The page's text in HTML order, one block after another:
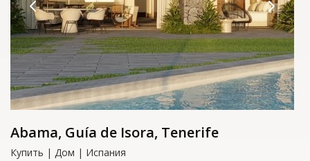
Abama, Guía de Isora, Tenerife
Купить | Дом | Испания